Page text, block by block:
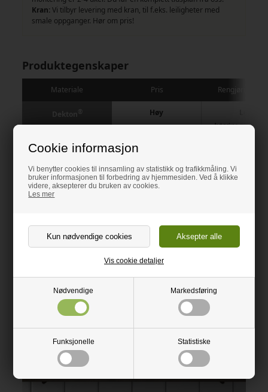
Cookie informasjon
Vi benytter cookies til innsamling av statistikk og trafikkmåling. Vi
bruker informasjonen til forbedring av hjemmesiden. Ved å klikke
videre, aksepterer du bruken av cookies.
Les mer
Nødvendige Markedsføring
Funksjonelle Statistiske
Vis cookie detaljer
Kran: Vi tilbyr levering med kran, til f.eks. leiligheter med
smale oppganger. Hør om pris!
Produktegenskaper
Materiale Pris Rengjøring /
Høy
Avtørkes med